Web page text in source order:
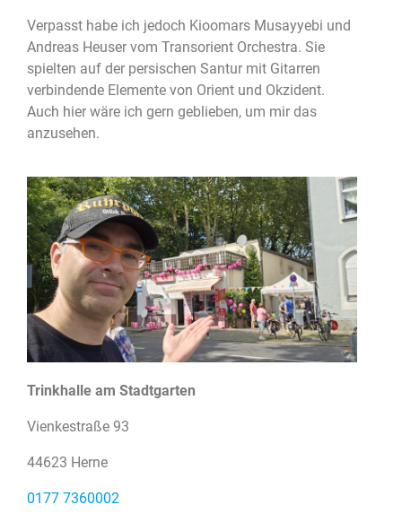
Verpasst habe ich jedoch Kioomars Musayyebi und
Andreas Heuser vom Transorient Orchestra. Sie
spielten auf der persischen Santur mit Gitarren
verbindende Elemente von Orient und Okzident.
Auch hier wäre ich gern geblieben, um mir das
anzusehen.
Trinkhalle am Stadtgarten
Vienkestraße 93
44623 Herne
0177 7360002